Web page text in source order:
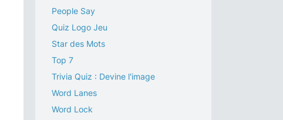
People Say
Quiz Logo Jeu
Star des Mots
Top 7
Trivia Quiz : Devine l'image
Word Lanes
Word Lock